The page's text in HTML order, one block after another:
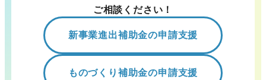
ご相談ください！
新事業進出補助金の申請支援
ものづくり補助金の申請支援